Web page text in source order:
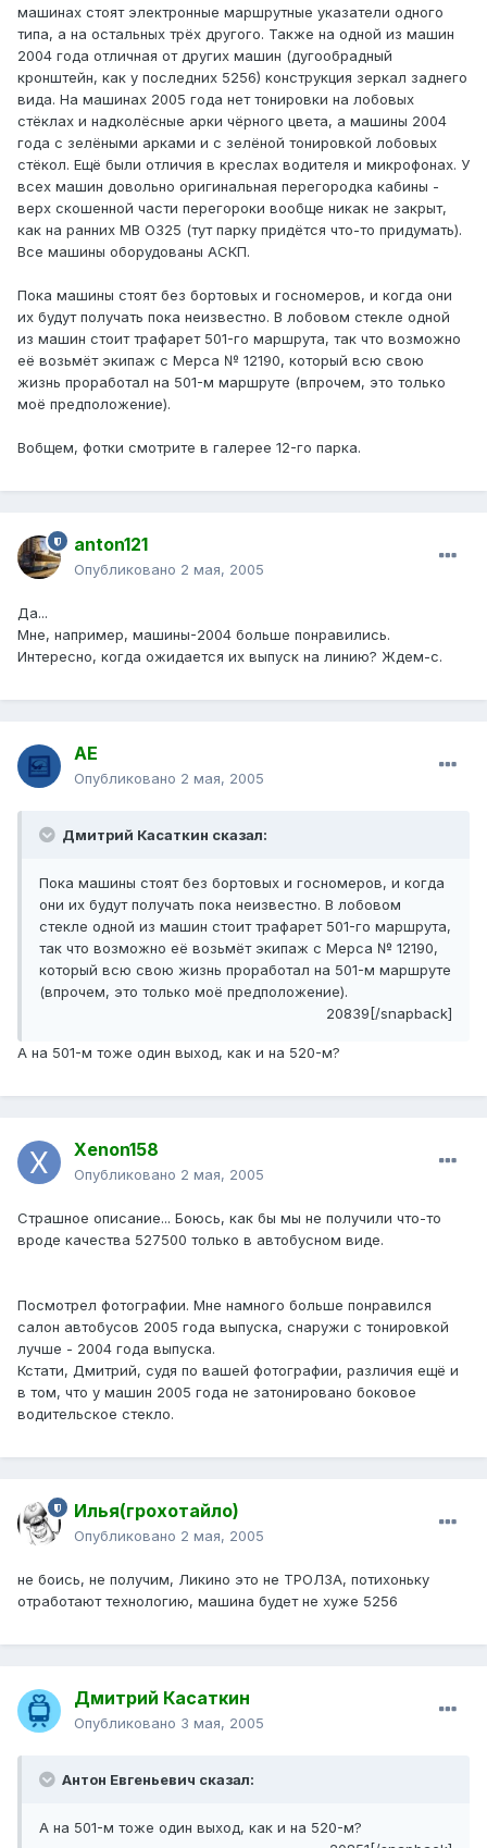
машинах стоят электронные маршрутные указатели одного
типа, а на остальных трёх другого. Также на одной из машин
2004 года отличная от других машин (дугообрадный
кронштейн, как у последних 5256) конструкция зеркал заднего
вида. На машинах 2005 года нет тонировки на лобовых
стёклах и надколёсные арки чёрного цвета, а машины 2004
года с зелёными арками и с зелёной тонировкой лобовых
стёкол. Ещё были отличия в креслах водителя и микрофонах. У
всех машин довольно оригинальная перегородка кабины -
верх скошенной части перегороки вообще никак не закрыт,
как на ранних МВ О325 (тут парку придётся что-то придумать).
Все машины оборудованы АСКП.
Пока машины стоят без бортовых и госномеров, и когда они
их будут получать пока неизвестно. В лобовом стекле одной
из машин стоит трафарет 501-го маршрута, так что возможно
её возьмёт экипаж с Мерса № 12190, который всю свою
жизнь проработал на 501-м маршруте (впрочем, это только
моё предположение).
Вобщем, фотки смотрите в галерее 12-го парка.
anton121
Опубликовано 2 мая, 2005
Да...
Мне, например, машины-2004 больше понравились.
Интересно, когда ожидается их выпуск на линию? Ждем-с.
АЕ
Опубликовано 2 мая, 2005
Дмитрий Касаткин сказал:
Пока машины стоят без бортовых и госномеров, и когда
они их будут получать пока неизвестно. В лобовом
стекле одной из машин стоит трафарет 501-го маршрута,
так что возможно её возьмёт экипаж с Мерса № 12190,
который всю свою жизнь проработал на 501-м маршруте
(впрочем, это только моё предположение).
20839[/snapback]
А на 501-м тоже один выход, как и на 520-м?
Xenon158
Опубликовано 2 мая, 2005
Страшное описание... Боюсь, как бы мы не получили что-то
вроде качества 527500 только в автобусном виде.
Посмотрел фотографии. Мне намного больше понравился
салон автобусов 2005 года выпуска, снаружи с тонировкой
лучше - 2004 года выпуска.
Кстати, Дмитрий, судя по вашей фотографии, различия ещё и
в том, что у машин 2005 года не затонировано боковое
водительское стекло.
Илья(грохотайло)
Опубликовано 2 мая, 2005
не боись, не получим, Ликино это не ТРОЛЗА, потихоньку
отработают технологию, машина будет не хуже 5256
Дмитрий Касаткин
Опубликовано 3 мая, 2005
Антон Евгеньевич сказал:
А на 501-м тоже один выход, как и на 520-м?